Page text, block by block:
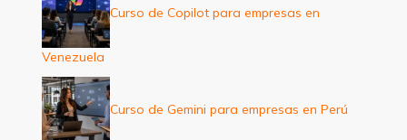
Curso de Copilot para empresas en
Venezuela
Curso de Gemini para empresas en Perú